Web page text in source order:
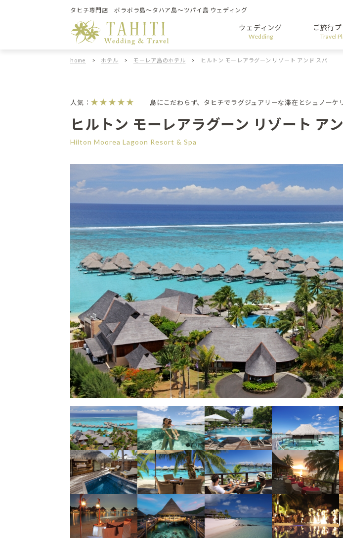
タヒチ専門店 ボラボラ島～タハア島～ツパイ島 ウェディング
ウェディング
Wedding
ご旅行
Travel
home > ホテル > モーレア島のホテル > ヒルトン モーレアラグーン リゾート アンド スパ
人気： ★★★★★ 島にこだわらず、タヒチでラグジュアリーな滞在とシュノーケ
ヒルトン モーレアラグーン リゾート ア
Hilton Moorea Lagoon Resort & Spa